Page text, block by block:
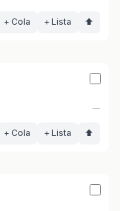
+ Cola + Lista ⬆
—
+ Cola + Lista ⬆